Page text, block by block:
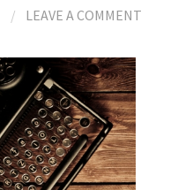
/ LEAVE A COMMENT